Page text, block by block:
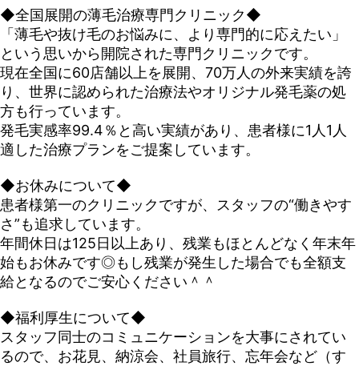
◆全国展開の薄毛治療専門クリニック◆
「薄毛や抜け毛のお悩みに、より専門的に応えたい」
という思いから開院された専門クリニックです。
現在全国に60店舗以上を展開、70万人の外来実績を誇
り、世界に認められた治療法やオリジナル発毛薬の処
方も行っています。
発毛実感率99.4％と高い実績があり、患者様に1人1人
適した治療プランをご提案しています。
◆お休みについて◆
患者様第一のクリニックですが、スタッフの“働きやす
さ”も追求しています。
年間休日は125日以上あり、残業もほとんどなく年末年
始もお休みです◎もし残業が発生した場合でも全額支
給となるのでご安心ください＾＾
◆福利厚生について◆
スタッフ同士のコミュニケーションを大事にされてい
るので、お花見、納涼会、社員旅行、忘年会など（す